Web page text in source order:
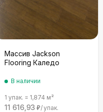
Массив Jackson
Flooring Каледо
В наличии
1 упак. = 1,874 м²
11 616,93 ₽/упак.